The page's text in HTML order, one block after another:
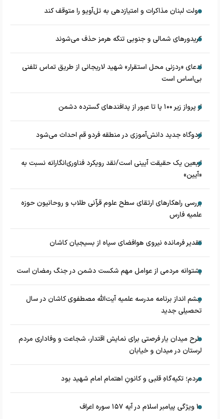
دولت لبنان مذاکرات و امتیازدهی به تل‌آویو را متوقف کند
کریدورهای شمالی و جنوبی تنگه هرمز حذف می‌شوند
ادعای «ردزنی محل استقرار» شهید لاریجانی از طریق تماس تلفنی
بی‌اساس است
از پرواز زیر ۱۰۰ پا تا عبور از پدافند‌های گسترده دشمن
اردوگاه جدید دانش‌آموزی در منطقه فردو قم احداث می‌شود
اربعین یک حقیقت آیینی است/نقد رویکرد فناوری‌انگارانه نسبت به
«آیین»
بررسی راهکارهای ارتقای سطح علوم قرآنی طلاب و روحانیون حوزه
علمیه فارس
تقدیر فرمانده نیروی هوافضای سپاه از بسیجیان کاشان
پشتوانه مردمی از عوامل مهم شکست دشمن در جنگ رمضان است
چشم‌ انداز برنامه مدرسه علمیه آیت‌الله مصطفوی کاشان در سال
تحصیلی جدید
طرح میدان یار فرصتی برای نمایش اقتدار، شجاعت و وفاداری مردم
لرستان در میدان و خیابان
مردم؛ تکیه‌گاهِ قلبی و کانونِ اهتمام امام شهید بود
۱۰ ویژگی پیامبر اسلام در آیه ۱۵۷ سوره اعراف